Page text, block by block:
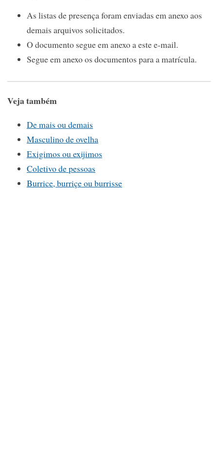
As listas de presença foram enviadas em anexo aos
demais arquivos solicitados.
O documento segue em anexo a este e-mail.
Segue em anexo os documentos para a matrícula.
Veja também
De mais ou demais
Masculino de ovelha
Exigimos ou exijimos
Coletivo de pessoas
Burrice, burriçe ou burrisse